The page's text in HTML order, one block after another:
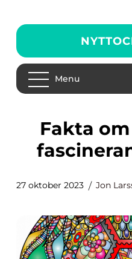
Menu
Fakta om tigrar – En
27 oktober 2023 Jon